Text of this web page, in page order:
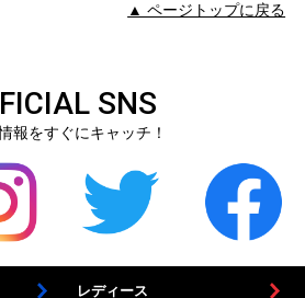
▲ ページトップに戻る
SNS
報をすぐにキャッチ！
レディース